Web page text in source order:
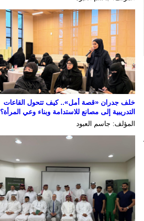
خلف جدران «قصة أمل».. كيف تتحول القاعات
التدريبية إلى مصانع للاستدامة وبناء وعي المرأة؟
المؤلف: جاسم العبود